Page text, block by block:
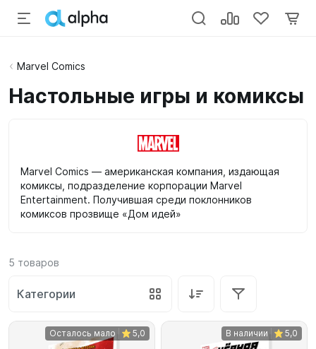
Marvel Comics
Настольные игры и комиксы
Marvel Comics — американская компания, издающая
комиксы, подразделение корпорации Marvel
Entertainment. Получившая среди поклонников
комиксов прозвище «Дом идей»
5 товаров
Категории
Осталось мало 5,0 В наличии 5,0